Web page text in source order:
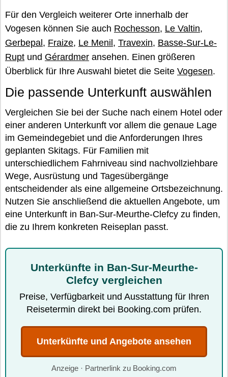
Für den Vergleich weiterer Orte innerhalb der
Vogesen können Sie auch Rochesson, Le Valtin,
Gerbepal, Fraize, Le Menil, Travexin, Basse-Sur-Le-
Rupt und Gérardmer ansehen. Einen größeren
Überblick für Ihre Auswahl bietet die Seite Vogesen.
Die passende Unterkunft auswählen
Vergleichen Sie bei der Suche nach einem Hotel oder
einer anderen Unterkunft vor allem die genaue Lage
im Gemeindegebiet und die Anforderungen Ihres
geplanten Skitags. Für Familien mit
unterschiedlichem Fahrniveau sind nachvollziehbare
Wege, Ausrüstung und Tagesübergänge
entscheidender als eine allgemeine Ortsbezeichnung.
Nutzen Sie anschließend die aktuellen Angebote, um
eine Unterkunft in Ban-Sur-Meurthe-Clefcy zu finden,
die zu Ihrem konkreten Reiseplan passt.
Unterkünfte in Ban-Sur-Meurthe-
Clefcy vergleichen
Preise, Verfügbarkeit und Ausstattung für Ihren
Reisetermin direkt bei Booking.com prüfen.
Unterkünfte und Angebote ansehen
Anzeige · Partnerlink zu Booking.com